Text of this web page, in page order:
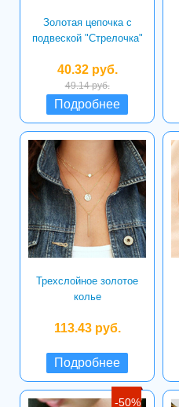
Золотая цепочка с
подвеской "Стрелочка"
40.32 руб.
49.14 руб.
Подробнее
Трехслойное золотое
колье
113.43 руб.
Подробнее
-50%